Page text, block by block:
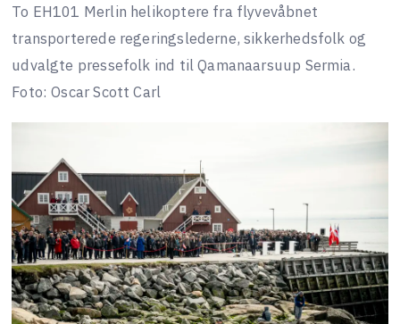
To EH101 Merlin helikoptere fra flyvevåbnet
transporterede regeringslederne, sikkerhedsfolk og
udvalgte pressefolk ind til Qamanaarsuup Sermia.
Foto: Oscar Scott Carl